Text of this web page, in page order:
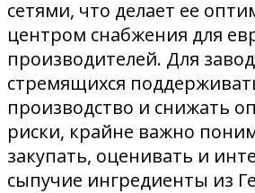
сетями, что делает ее
центром снабжения для
производителей. Для
стремящихся
производство и снижать
риски, крайне важно
закупать, оценивать и
сыпучие ингредиенты из